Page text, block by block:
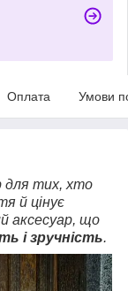
Оплата Умови
для тих, хто
й цінує
аксесуар, що
і зручність.